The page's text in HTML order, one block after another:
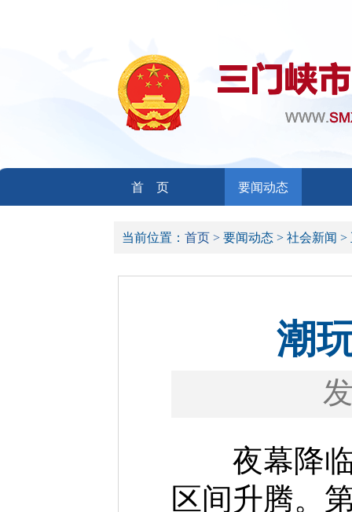
首 页 要闻动态
当前位置： 首页 > 要闻动态 > 社会新闻 >
潮
夜幕降临
区间升腾。